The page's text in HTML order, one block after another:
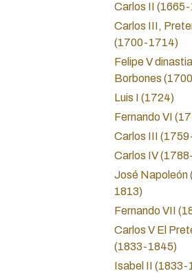
Carlos II
Carlos III,
(1700-1714)
Felipe V
Borbones
Luis I (1724)
Fernando VI
Carlos III
Carlos IV
José Napoleón
1813)
Fernando VII
Carlos V El
(1833-1845)
Isabel II (1833-